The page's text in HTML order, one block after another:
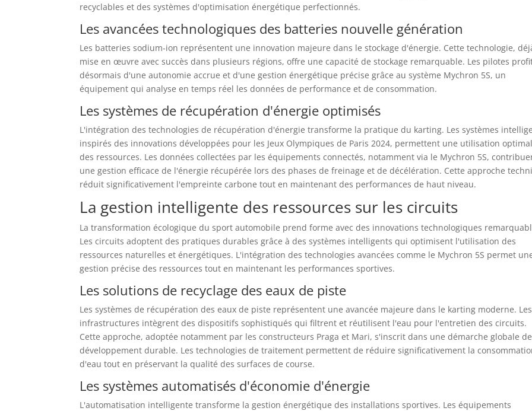
recyclables et des systèmes d'optimisation énergétique perfectionnés.
Les avancées technologiques des batteries nouvelle génération
Les batteries sodium-ion représentent une innovation majeure dans le stockage d'énergie. Cette technologie,
mise en œuvre avec succès dans plusieurs régions, offre une capacité de stockage remarquable. Les pilotes
désormais d'une autonomie accrue et d'une gestion énergétique précise grâce au système Mychron 5S, un
équipement qui analyse en temps réel les données de performance et de consommation.
Les systèmes de récupération d'énergie optimisés
L'intégration des technologies de récupération d'énergie transforme la pratique du karting. Les systèmes
inspirés des innovations développées pour les Jeux Olympiques de Paris 2024, permettent une utilisation
des ressources. Les données collectées par les équipements connectés, notamment via le Mychron 5S,
une gestion efficace de l'énergie récupérée lors des phases de freinage et de décélération. Cette approche
réduit significativement l'empreinte carbone tout en maintenant des performances de haut niveau.
La gestion intelligente des ressources sur les circuits
La transformation écologique du sport automobile prend forme avec des innovations technologiques
Les circuits adoptent des pratiques durables grâce à des systèmes intelligents qui optimisent l'utilisation des
ressources naturelles et énergétiques. L'intégration des technologies avancées comme le Mychron 5S permet
gestion précise des ressources tout en maintenant les performances sportives.
Les solutions de recyclage des eaux de piste
Les systèmes de récupération des eaux de piste représentent une avancée majeure dans le karting moderne. Les
infrastructures intègrent des dispositifs sophistiqués qui filtrent et réutilisent l'eau pour l'entretien des circuits.
Cette approche, adoptée notamment par les constructeurs Praga et Mari, s'inscrit dans une démarche globale de
développement durable. Les technologies de traitement permettent de réduire significativement la
d'eau tout en préservant la qualité des surfaces de course.
Les systèmes automatisés d'économie d'énergie
L'automatisation intelligente transforme la gestion énergétique des installations sportives. Les équipements